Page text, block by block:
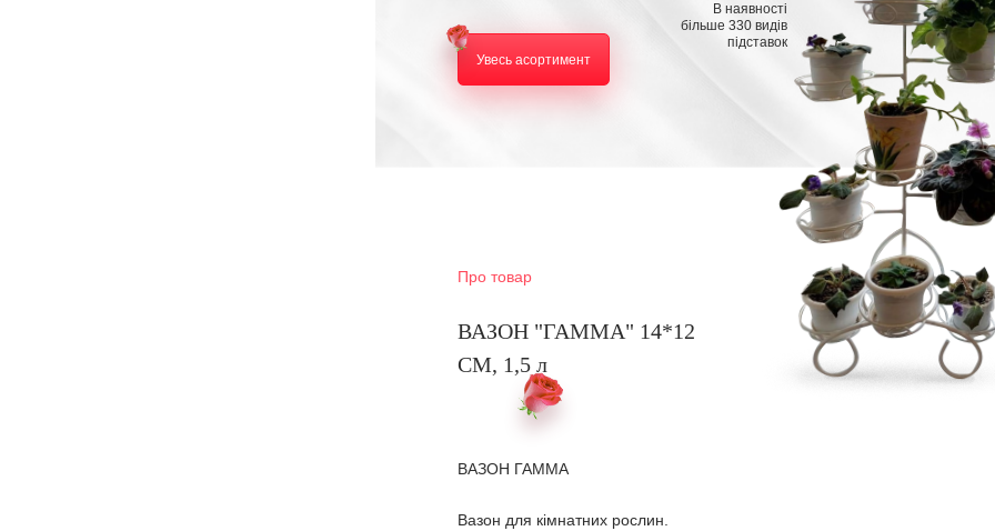
Увесь асортимент
В наявності
більше 330 видів
підставок
Про товар
ВАЗОН "ГАММА" 14*12
СМ, 1,5 л
ВАЗОН ГАММА
Вазон для кімнатних рослин.